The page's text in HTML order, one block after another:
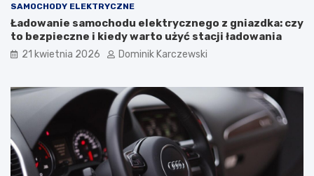
s
t
e
r
i
j
a
k
ł
w
n
a
k
SAMOCHODY ELEKTRYCZNE
Ładowanie samochodu elektrycznego z gniazdka: czy
to bezpieczne i kiedy warto użyć stacji ładowania
21 kwietnia 2026 Dominik Karczewski